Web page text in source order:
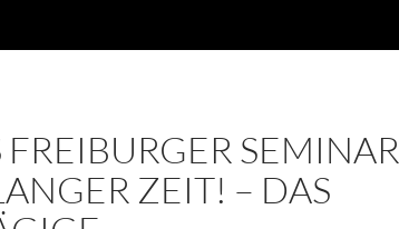
FREIBURGER SEMINAR
ZEIT! – DAS